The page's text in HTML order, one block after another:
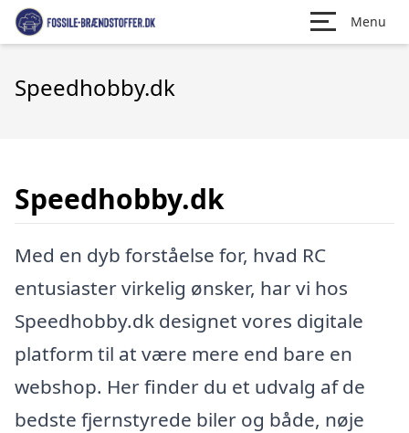
Menu
Speedhobby.dk
Speedhobby.dk
Med en dyb forståelse for, hvad RC
entusiaster virkelig ønsker, har vi hos
Speedhobby.dk designet vores digitale
platform til at være mere end bare en
webshop. Her finder du et udvalg af de
bedste fjernstyrede biler og både, nøje